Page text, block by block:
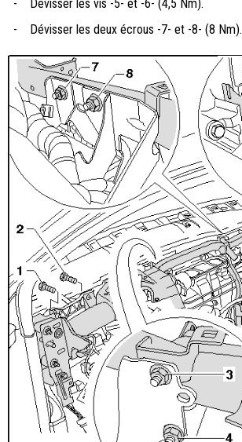
-
Dévisser les vis -5- et -6- (4,5 Nm).
-
Dévisser les deux écrous -7- et -8- (8 Nm).